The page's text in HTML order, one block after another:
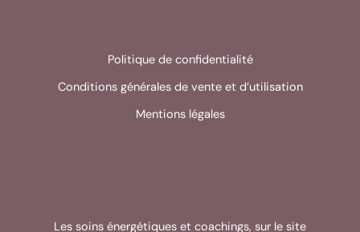
Politique de confidentialité
Conditions générales de vente et d’utilisation
Mentions légales
Les soins énergétiques et coachings, sur le site